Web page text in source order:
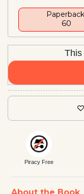
Paperback
₹ 60
This
Piracy Free
About the Book